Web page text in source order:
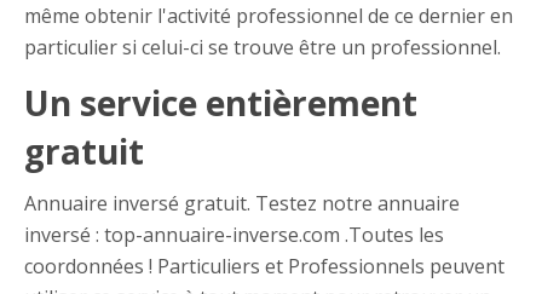
même obtenir l'activité professionnel de ce dernier en
particulier si celui-ci se trouve être un professionnel.
Un service entièrement
gratuit
Annuaire inversé gratuit. Testez notre annuaire
inversé : top-annuaire-inverse.com .Toutes les
coordonnées ! Particuliers et Professionnels peuvent